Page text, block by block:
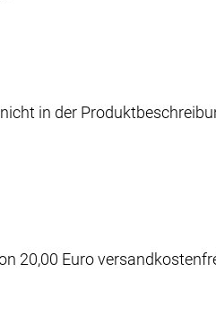
in der
20,00 Euro